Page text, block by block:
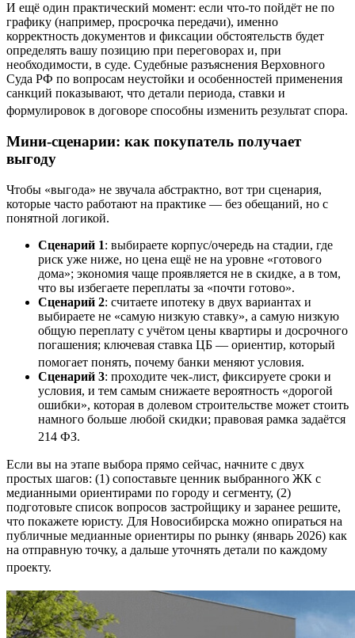
И ещё один практический момент: если что-то пойдёт не по
графику (например, просрочка передачи), именно
корректность документов и фиксации обстоятельств будет
определять вашу позицию при переговорах и, при
необходимости, в суде. Судебные разъяснения Верховного
Суда РФ по вопросам неустойки и особенностей применения
санкций показывают, что детали периода, ставки и
формулировок в договоре способны изменить результат спора.
Мини-сценарии: как покупатель получает
выгоду
Чтобы «выгода» не звучала абстрактно, вот три сценария,
которые часто работают на практике — без обещаний, но с
понятной логикой.
Сценарий 1: выбираете корпус/очередь на стадии, где
риск уже ниже, но цена ещё не на уровне «готового
дома»; экономия чаще проявляется не в скидке, а в том,
что вы избегаете переплаты за «почти готово».
Сценарий 2: считаете ипотеку в двух вариантах и
выбираете не «самую низкую ставку», а самую низкую
общую переплату с учётом цены квартиры и досрочного
погашения; ключевая ставка ЦБ — ориентир, который
помогает понять, почему банки меняют условия.
Сценарий 3: проходите чек-лист, фиксируете сроки и
условия, и тем самым снижаете вероятность «дорогой
ошибки», которая в долевом строительстве может стоить
намного больше любой скидки; правовая рамка задаётся
214 ФЗ.
Если вы на этапе выбора прямо сейчас, начните с двух
простых шагов: (1) сопоставьте ценник выбранного ЖК с
медианными ориентирами по городу и сегменту, (2)
подготовьте список вопросов застройщику и заранее решите,
что покажете юристу. Для Новосибирска можно опираться на
публичные медианные ориентиры по рынку (январь 2026) как
на отправную точку, а дальше уточнять детали по каждому
проекту.